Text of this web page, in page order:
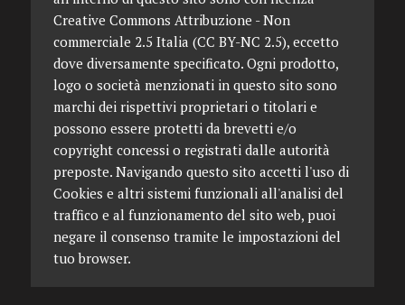
Creative Commons Attribuzione - Non
commerciale 2.5 Italia (CC BY-NC 2.5), eccetto
dove diversamente specificato. Ogni prodotto,
logo o società menzionati in questo sito sono
marchi dei rispettivi proprietari o titolari e
possono essere protetti da brevetti e/o
copyright concessi o registrati dalle autorità
preposte. Navigando questo sito accetti l'uso di
Cookies e altri sistemi funzionali all'analisi del
traffico e al funzionamento del sito web, puoi
negare il consenso tramite le impostazioni del
tuo browser.